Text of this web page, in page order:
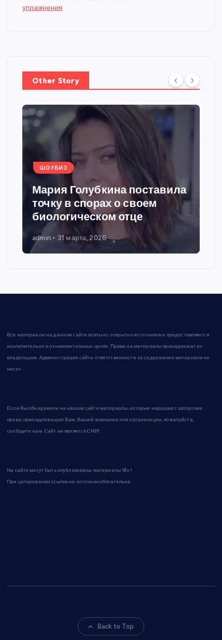
упражнения
Other Story
ШОУБИЗ
Мария Голубкина поставила
точку в спорах о своем
биологическом отце
admin 31 марта, 2026
Все материалы на данном сайте взяты из открытых источников и предоставляются
исключительно в ознакомительных целях. Права на материалы принадлежат их
владельцам. Администрация сайта ответственности за содержание материала не
несет.
Если Вы обнаружили на нашем сайте материалы, которые нарушают авторские
права, принадлежащие Вам, Вашей компании или организации, пожалуйста,
сообщите нам. Сайт не является СМИ!
На сайте могут быть опубликованы материалы 18+!
При цитировании ссылка на источник обязательна.
Back to Top